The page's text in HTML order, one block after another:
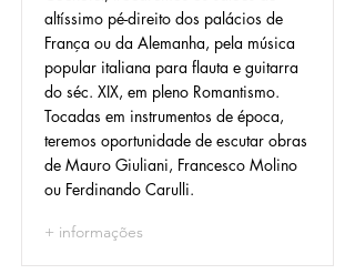
altíssimo pé-direito dos palácios de
França ou da Alemanha, pela música
popular italiana para flauta e guitarra
do séc. XIX, em pleno Romantismo.
Tocadas em instrumentos de época,
teremos oportunidade de escutar obras
de Mauro Giuliani, Francesco Molino
ou Ferdinando Carulli.
+ informações